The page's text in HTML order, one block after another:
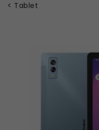
Tablet